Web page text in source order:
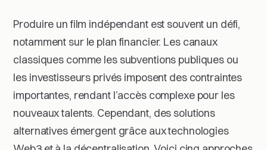
Produire un film indépendant est souvent un défi,
notamment sur le plan financier. Les canaux
classiques comme les subventions publiques ou
les investisseurs privés imposent des contraintes
importantes, rendant l’accès complexe pour les
nouveaux talents. Cependant, des solutions
alternatives émergent grâce aux technologies